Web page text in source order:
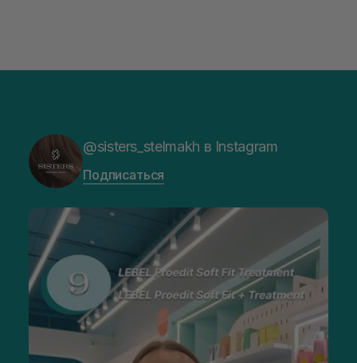
@sisters_stelmakh в Instagram
Подписаться